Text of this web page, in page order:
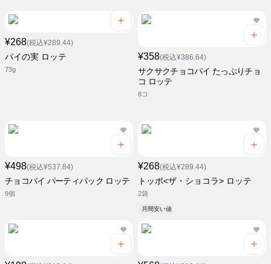
¥268(税込¥289.44)
パイの実 ロッテ
73g
¥358(税込¥386.64)
サクサクチョコパイ たっぷりチョ
コ ロッテ
8コ
¥498(税込¥537.84)
チョコパイ パーティパック ロッテ
9個
¥268(税込¥289.44)
トッポ<ザ・ショコラ> ロッテ
2袋
月間安い値